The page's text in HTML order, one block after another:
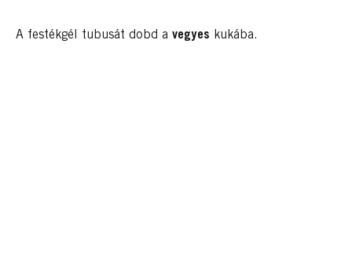
A festékgél tubusát dobd a vegyes kukába.